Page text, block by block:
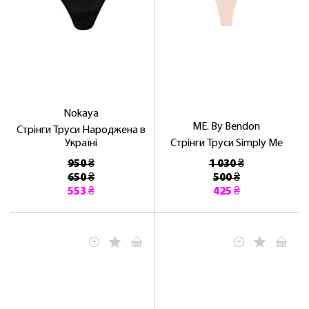
Nokaya
Стрінги Труси Народжена в
Україні
950 ₴
650 ₴
553 ₴
ME. By Bendon
Стрінги Труси Simply Me
1 030 ₴
500 ₴
425 ₴